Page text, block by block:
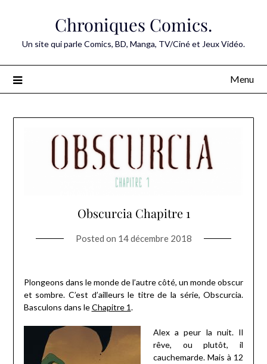
Chroniques Comics.
Un site qui parle Comics, BD, Manga, TV/Ciné et Jeux Vidéo.
Menu
Obscurcia Chapitre 1
Posted on 14 décembre 2018
Plongeons dans le monde de l’autre côté, un monde obscur
et sombre. C’est d’ailleurs le titre de la série, Obscurcia.
Basculons dans leChapitre 1.
Alex a peur la nuit. Il
rêve, ou plutôt, il
cauchemarde. Mais à 12